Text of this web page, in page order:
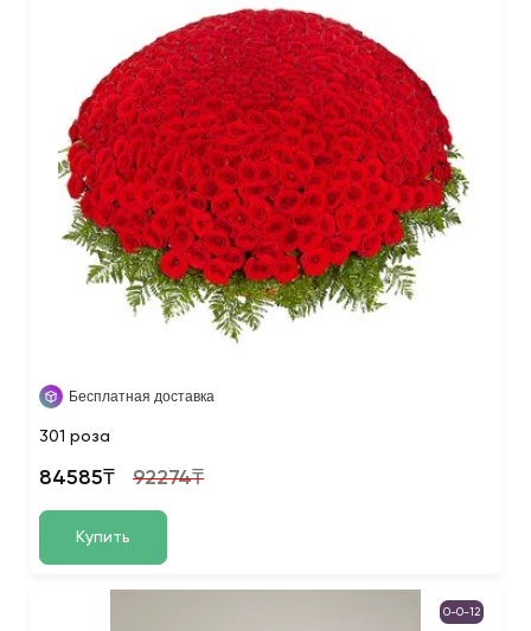
Бесплатная доставка
301 роза
84585₸ 92274₸
Купить
0-0-12